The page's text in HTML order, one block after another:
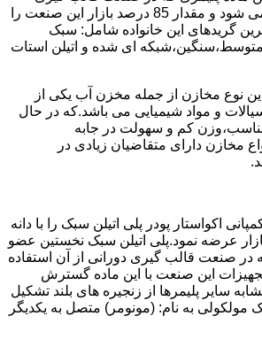
دورانی از آن استفاده می شود و مقدار 85 درصد بازار این صنعت را
ترین گریدهای این خانواده شامل: سبک
ای شده و اتیلن استات
نوع مخازن از جمله مخزن آب یکی از
و مواد شیمیایی می باشد.که در حال
کم و سهولت در جابه
مخازن دارای متقاضیان زیادی در
میلادی کمپانی اکواستار پودر پلی اتیلن سبک را با دانه
به بازار عرضه نمود.پلی اتیلن سبک نخستین عضو
که در صنعت قالب گیری دورانی از آن استفاده
این صنعت با این ماده گسترش
سایر پلیمرها از زنجیره های بلند تشکیل
به نام: (مونومر) متصل به یکدیگر